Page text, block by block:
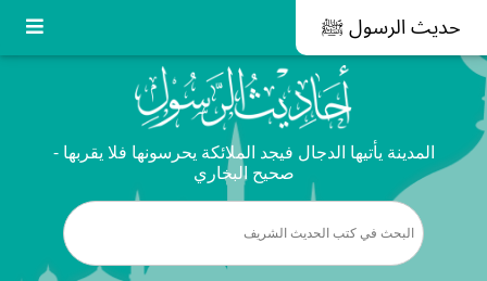
حديث الرسول ﷺ
المدينة يأتيها الدجال فيجد الملائكة يحرسونها فلا يقربها -
صحيح البخاري